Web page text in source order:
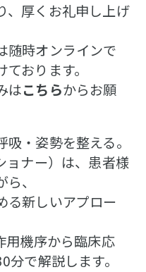
、厚くお礼申し上げ
随時オンラインで
おります。
はこちらからお願
・姿勢を整える。
ョナー）は、患者様
、
る新しいアプロー
用機序から臨床応
で解説します。